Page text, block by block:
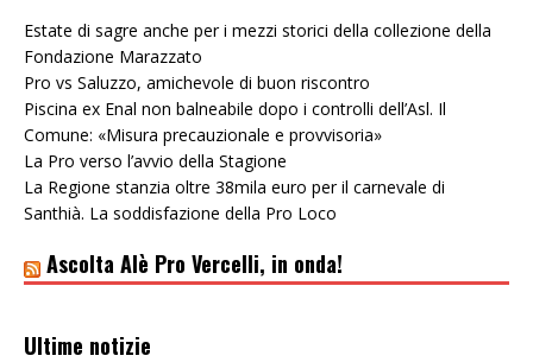
Estate di sagre anche per i mezzi storici della collezione della
Fondazione Marazzato
Pro vs Saluzzo, amichevole di buon riscontro
Piscina ex Enal non balneabile dopo i controlli dell’Asl. Il
Comune: «Misura precauzionale e provvisoria»
La Pro verso l’avvio della Stagione
La Regione stanzia oltre 38mila euro per il carnevale di
Santhià. La soddisfazione della Pro Loco
Ascolta Alè Pro Vercelli, in onda!
Ultime notizie